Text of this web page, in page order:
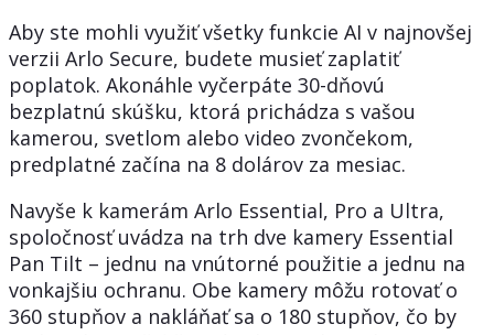
Aby ste mohli využiť všetky funkcie AI v najnovšej
verzii Arlo Secure, budete musieť zaplatiť
poplatok. Akonáhle vyčerpáte 30-dňovú
bezplatnú skúšku, ktorá prichádza s vašou
kamerou, svetlom alebo video zvončekom,
predplatné začína na 8 dolárov za mesiac.
Navyše k kamerám Arlo Essential, Pro a Ultra,
spoločnosť uvádza na trh dve kamery Essential
Pan Tilt – jednu na vnútorné použitie a jednu na
vonkajšiu ochranu. Obe kamery môžu rotovať o
360 stupňov a nakláňať sa o 180 stupňov, čo by